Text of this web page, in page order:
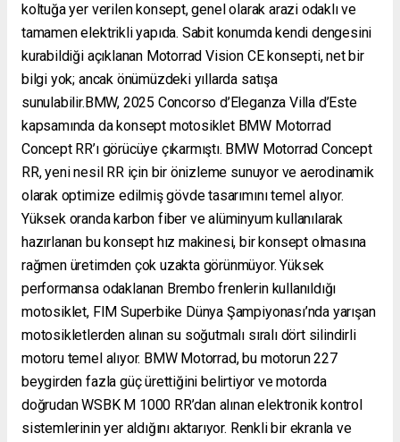
koltuğa yer verilen konsept, genel olarak arazi odaklı ve
tamamen elektrikli yapıda. Sabit konumda kendi dengesini
kurabildiği açıklanan Motorrad Vision CE konsepti, net bir
bilgi yok; ancak önümüzdeki yıllarda satışa
sunulabilir.BMW, 2025 Concorso d’Eleganza Villa d’Este
kapsamında da konsept motosiklet BMW Motorrad
Concept RR’ı görücüye çıkarmıştı. BMW Motorrad Concept
RR, yeni nesil RR için bir önizleme sunuyor ve aerodinamik
olarak optimize edilmiş gövde tasarımını temel alıyor.
Yüksek oranda karbon fiber ve alüminyum kullanılarak
hazırlanan bu konsept hız makinesi, bir konsept olmasına
rağmen üretimden çok uzakta görünmüyor. Yüksek
performansa odaklanan Brembo frenlerin kullanıldığı
motosiklet, FIM Superbike Dünya Şampiyonası’nda yarışan
motosikletlerden alınan su soğutmalı sıralı dört silindirli
motoru temel alıyor. BMW Motorrad, bu motorun 227
beygirden fazla güç ürettiğini belirtiyor ve motorda
doğrudan WSBK M 1000 RR’dan alınan elektronik kontrol
sistemlerinin yer aldığını aktarıyor. Renkli bir ekranla ve